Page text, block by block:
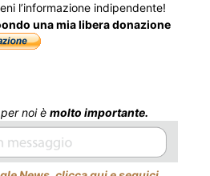
l’informazione indipendente!
una mia libera donazione
per noi è molto importante.